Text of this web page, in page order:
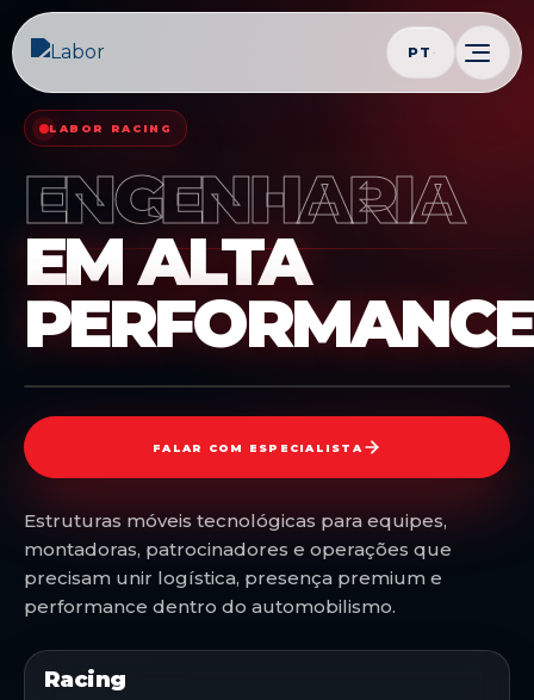
PT
LABOR RACING
ENGENHARIA
EM ALTA
PERFORMANCE
Estruturas móveis tecnológicas para equipes,
montadoras, patrocinadores e operações que
precisam unir logística, presença premium e
performance dentro do automobilismo.
FALAR COM ESPECIALISTA
Racing